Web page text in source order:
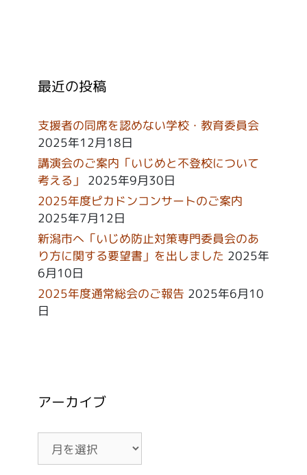
最近の投稿
支援者の同席を認めない学校・教育委員会
2025年12月18日
講演会のご案内「いじめと不登校について
考える」
2025年9月30日
2025年度ピカドンコンサートのご案内
2025年7月12日
新潟市へ「いじめ防止対策専門委員会のあ
り方に関する要望書」を出しました 2025年
6月10日
2025年度通常総会のご報告 2025年6月10
日
アーカイブ